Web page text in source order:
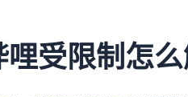
受限制怎